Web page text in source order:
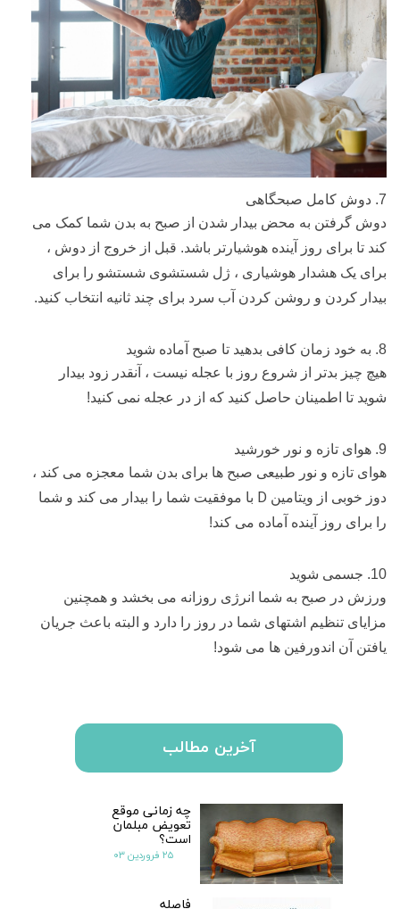
7. دوش کامل صبحگاهی
دوش گرفتن به محض بیدار شدن از صبح به بدن شما کمک می
کند تا برای روز آینده هوشیارتر باشد. قبل از خروج از دوش ،
برای یک هشدار هوشیاری ، ژل شستشوی شستشو را برای
بیدار کردن و روشن کردن آب سرد برای چند ثانیه انتخاب کنید.
8. به خود زمان کافی بدهید تا صبح آماده شوید
هیچ چیز بدتر از شروع روز با عجله نیست ، آنقدر زود بیدار
شوید تا اطمینان حاصل کنید که از در عجله نمی کنید!
9. هوای تازه و نور خورشید
هوای تازه و نور طبیعی صبح ها برای بدن شما معجزه می کند ،
دوز خوبی از ویتامین D با موفقیت شما را بیدار می کند و شما
را برای روز آینده آماده می کند!
10. جسمی شوید
ورزش در صبح به شما انرژی روزانه می بخشد و همچنین
مزایای تنظیم اشتهای شما در روز را دارد و البته باعث جریان
یافتن آن اندورفین ها می شود!
آخرین مطالب
چه زمانی موقع
تعویض مبلمان
است؟
۲۵ فروردین ۰۳
فاصله